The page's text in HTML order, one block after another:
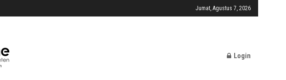
Jumat, Agustus 7, 2026
Login